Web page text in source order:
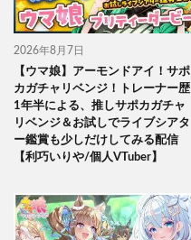
2026年8月7日
【ウマ娘】アーモンドアイ！サポ
カガチャリベンジ！トレーナー歴
1年半による、推しサポカガチャ
リベンジ＆お試しでライブシアタ
ー鑑賞も少しだけしてみる配信
【利巧いりや/個人VTuber】